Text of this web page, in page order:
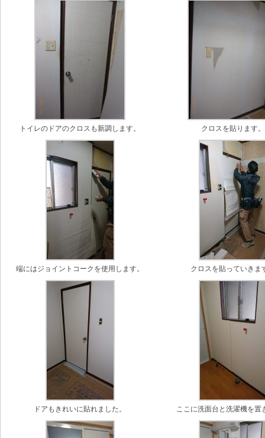
トイレのドアのクロスも新調します。 クロスを貼ります。
端にはジョイントコークを使用します。 クロスを貼っていきま
ドアもきれいに貼れました。 ここに洗面台と洗濯機を置